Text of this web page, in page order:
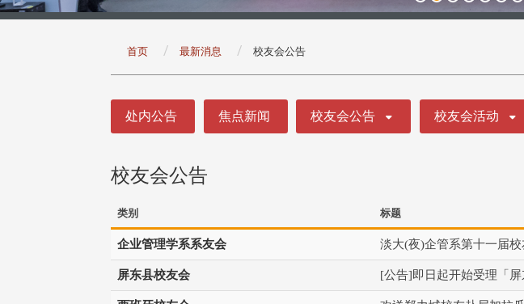
首页 最新消息 校友会公告
处内公告 焦点新闻 校友会公告 校友会活动
校友会公告
类别 标题
企业管理学系系友会 淡大(夜)企管系第十一届
屏东县校友会 [公告]即日起开始受理「屏